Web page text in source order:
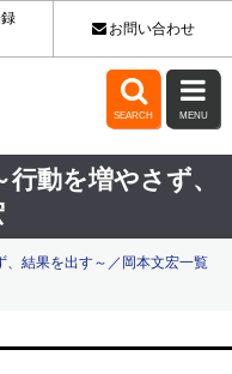
お問い合わせ

SEARCH

MENU
動を増やさず、
、結果を出す～／岡本文宏一覧